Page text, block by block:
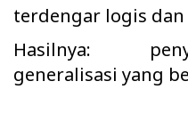
terdengar logis dan
Hasilnya:
generalisasi yang